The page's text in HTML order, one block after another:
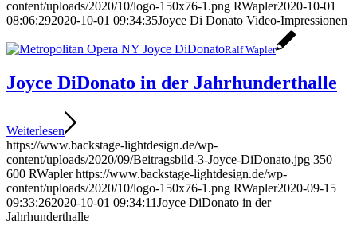
content/uploads/2020/10/logo-150x76-1.png RWapler2020-10-01
08:06:292020-10-01 09:34:35Joyce Di Donato Video-Impressionen
Ralf Wapler
Joyce DiDonato in der Jahrhunderthalle
Weiterlesen
https://www.backstage-lightdesign.de/wp-
content/uploads/2020/09/Beitragsbild-3-Joyce-DiDonato.jpg 350
600 RWapler https://www.backstage-lightdesign.de/wp-
content/uploads/2020/10/logo-150x76-1.png RWapler2020-09-15
09:33:262020-10-01 09:34:11Joyce DiDonato in der
Jahrhunderthalle